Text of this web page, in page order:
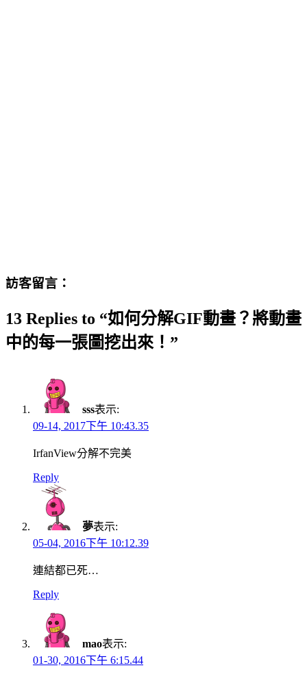
訪客留言：
13 Replies to “如何分解GIF動畫？將動畫
中的每一張圖挖出來！”
sss表示:
09-14, 2017下午 10:43.35
IrfanView分解不完美
Reply
夢表示:
05-04, 2016下午 10:12.39
連結都已死…
Reply
mao表示:
01-30, 2016下午 6:15.44